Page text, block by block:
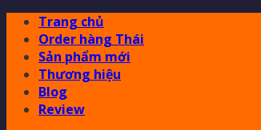
Skip
content
Trang chủ
Order hàng Thái
Sản phẩm mới
Thương hiệu
Blog
Review